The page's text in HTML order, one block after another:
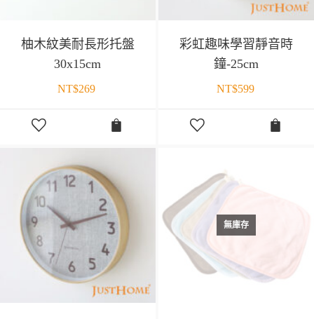
柚木紋美耐長形托盤
30x15cm
NT$269
彩虹趣味學習靜音時
鐘-25cm
NT$599
無庫存